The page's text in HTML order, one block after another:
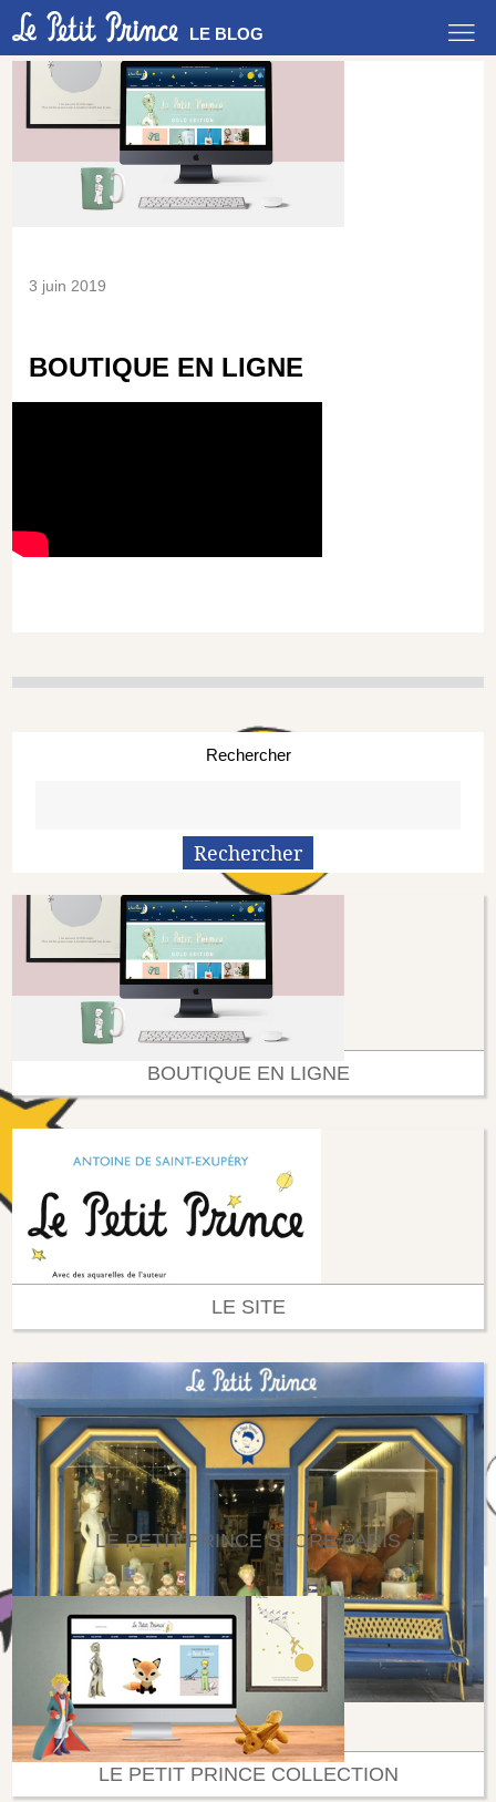
LE BLOG
3 juin 2019
BOUTIQUE EN LIGNE
Rechercher
BOUTIQUE EN LIGNE
LE SITE
LE PETIT PRINCE STORE PARIS
LE PETIT PRINCE COLLECTION